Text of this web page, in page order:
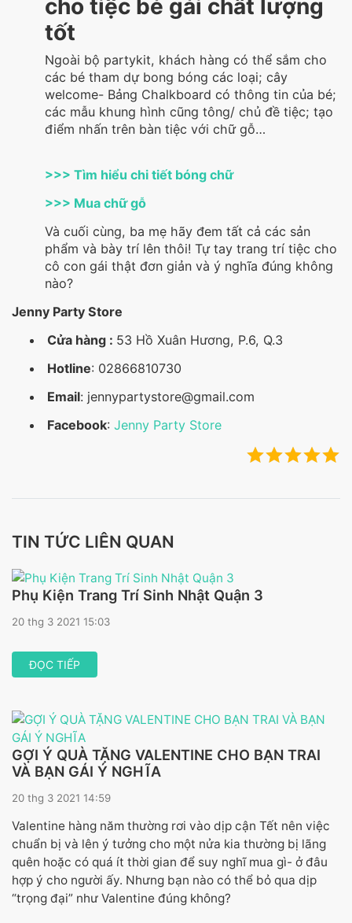
cho tiệc bé gái chất lượng
tốt
Ngoài bộ partykit, khách hàng có thể sắm cho
các bé tham dự bong bóng các loại; cây
welcome- Bảng Chalkboard có thông tin của bé;
các mẫu khung hình cũng tông/ chủ đề tiệc; tạo
điểm nhấn trên bàn tiệc với chữ gỗ…
>>> Tìm hiểu chi tiết bóng chữ
>>> Mua chữ gỗ
Và cuối cùng, ba mẹ hãy đem tất cả các sản
phẩm và bày trí lên thôi! Tự tay trang trí tiệc cho
cô con gái thật đơn giản và ý nghĩa đúng không
nào?
Jenny Party Store
Cửa hàng : 53 Hồ Xuân Hương, P.6, Q.3
Hotline: 02866810730
Email: jennypartystore@gmail.com
Facebook: Jenny Party Store
TIN TỨC LIÊN QUAN
Phụ Kiện Trang Trí Sinh Nhật Quận 3
20 thg 3 2021 15:03
ĐỌC TIẾP
GỢI Ý QUÀ TẶNG VALENTINE CHO BẠN TRAI
VÀ BẠN GÁI Ý NGHĨA
20 thg 3 2021 14:59
Valentine hàng năm thường rơi vào dịp cận Tết nên việc
chuẩn bị và lên ý tưởng cho một nửa kia thường bị lãng
quên hoặc có quá ít thời gian để suy nghĩ mua gì- ở đâu
hợp ý cho người ấy. Nhưng bạn nào có thể bỏ qua dịp
“trọng đại” như Valentine đúng không?